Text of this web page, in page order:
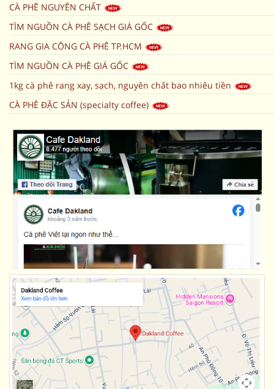
CÀ PHÊ NGUYÊN CHẤT
TÌM NGUỒN CÀ PHÊ SẠCH GIÁ GỐC
RANG GIA CÔNG CÀ PHÊ TP.HCM
TÌM NGUỒN CÀ PHÊ GIÁ GỐC
1kg cà phê rang xay, sạch, nguyên chất bao nhiêu tiền
CÀ PHÊ ĐẶC SẢN (specialty coffee)